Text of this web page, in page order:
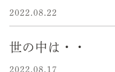
2022.08.22
世の中は・・
2022.08.17